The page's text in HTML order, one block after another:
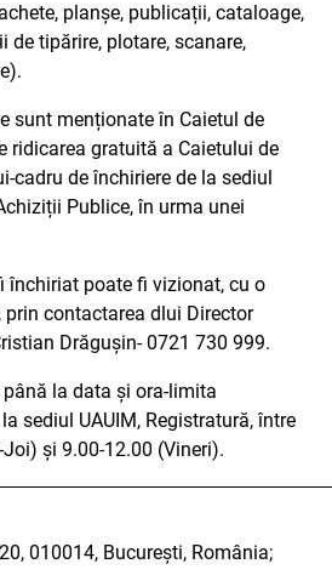
planșe, publicații, cataloage,
de tipărire, plotare, scanare,
sunt menționate în Caietul de
ridicarea gratuită a Caietului de
cadru de închiriere de la sediul
Publice, în urma unei
închiriat poate fi vizionat, cu o
contactarea dlui Director
Drăgușin- 0721 730 999.
până la data și ora-limita
sediul UAUIM, Registratură, între
și 9.00-12.00 (Vineri).
010014, București, România;